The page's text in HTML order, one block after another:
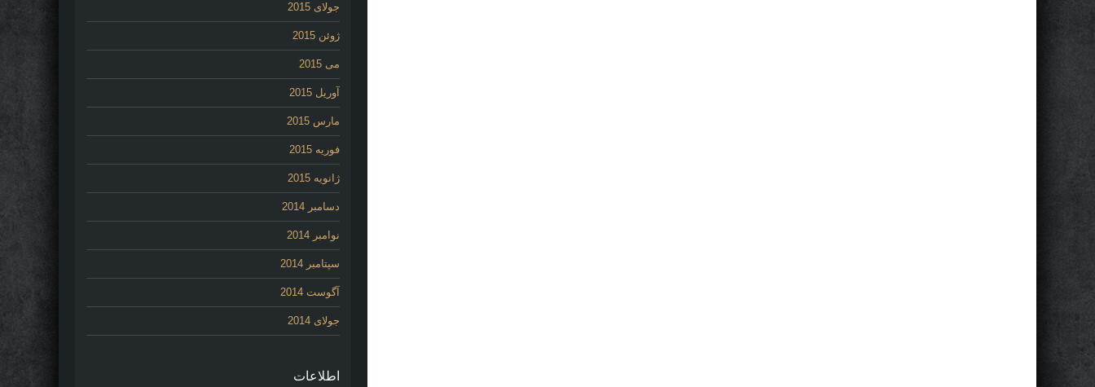
جولای 2015
ژوئن 2015
می 2015
آوریل 2015
مارس 2015
فوریه 2015
ژانویه 2015
دسامبر 2014
نوامبر 2014
سپتامبر 2014
آگوست 2014
جولای 2014
اطلاعات